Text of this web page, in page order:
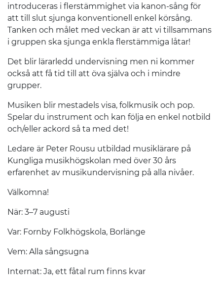
introduceras i flerstämmighet via kanon-sång för
att till slut sjunga konventionell enkel körsång.
Tanken och målet med veckan är att vi tillsammans
i gruppen ska sjunga enkla flerstämmiga låtar!
Det blir lärarledd undervisning men ni kommer
också att få tid till att öva själva och i mindre
grupper.
Musiken blir mestadels visa, folkmusik och pop.
Spelar du instrument och kan följa en enkel notbild
och/eller ackord så ta med det!
Ledare är Peter Rousu utbildad musiklärare på
Kungliga musikhögskolan med över 30 års
erfarenhet av musikundervisning på alla nivåer.
Välkomna!
När: 3–7 augusti
Var: Fornby Folkhögskola, Borlänge
Vem: Alla sångsugna
Internat: Ja, ett fåtal rum finns kvar